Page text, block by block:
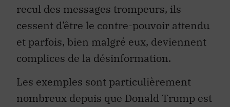
recul des messages trompeurs, ils
cessent d’être le contre-pouvoir attendu
et parfois, bien malgré eux, deviennent
complices de la désinformation.
Les exemples sont particulièrement
nombreux depuis que Donald Trump est